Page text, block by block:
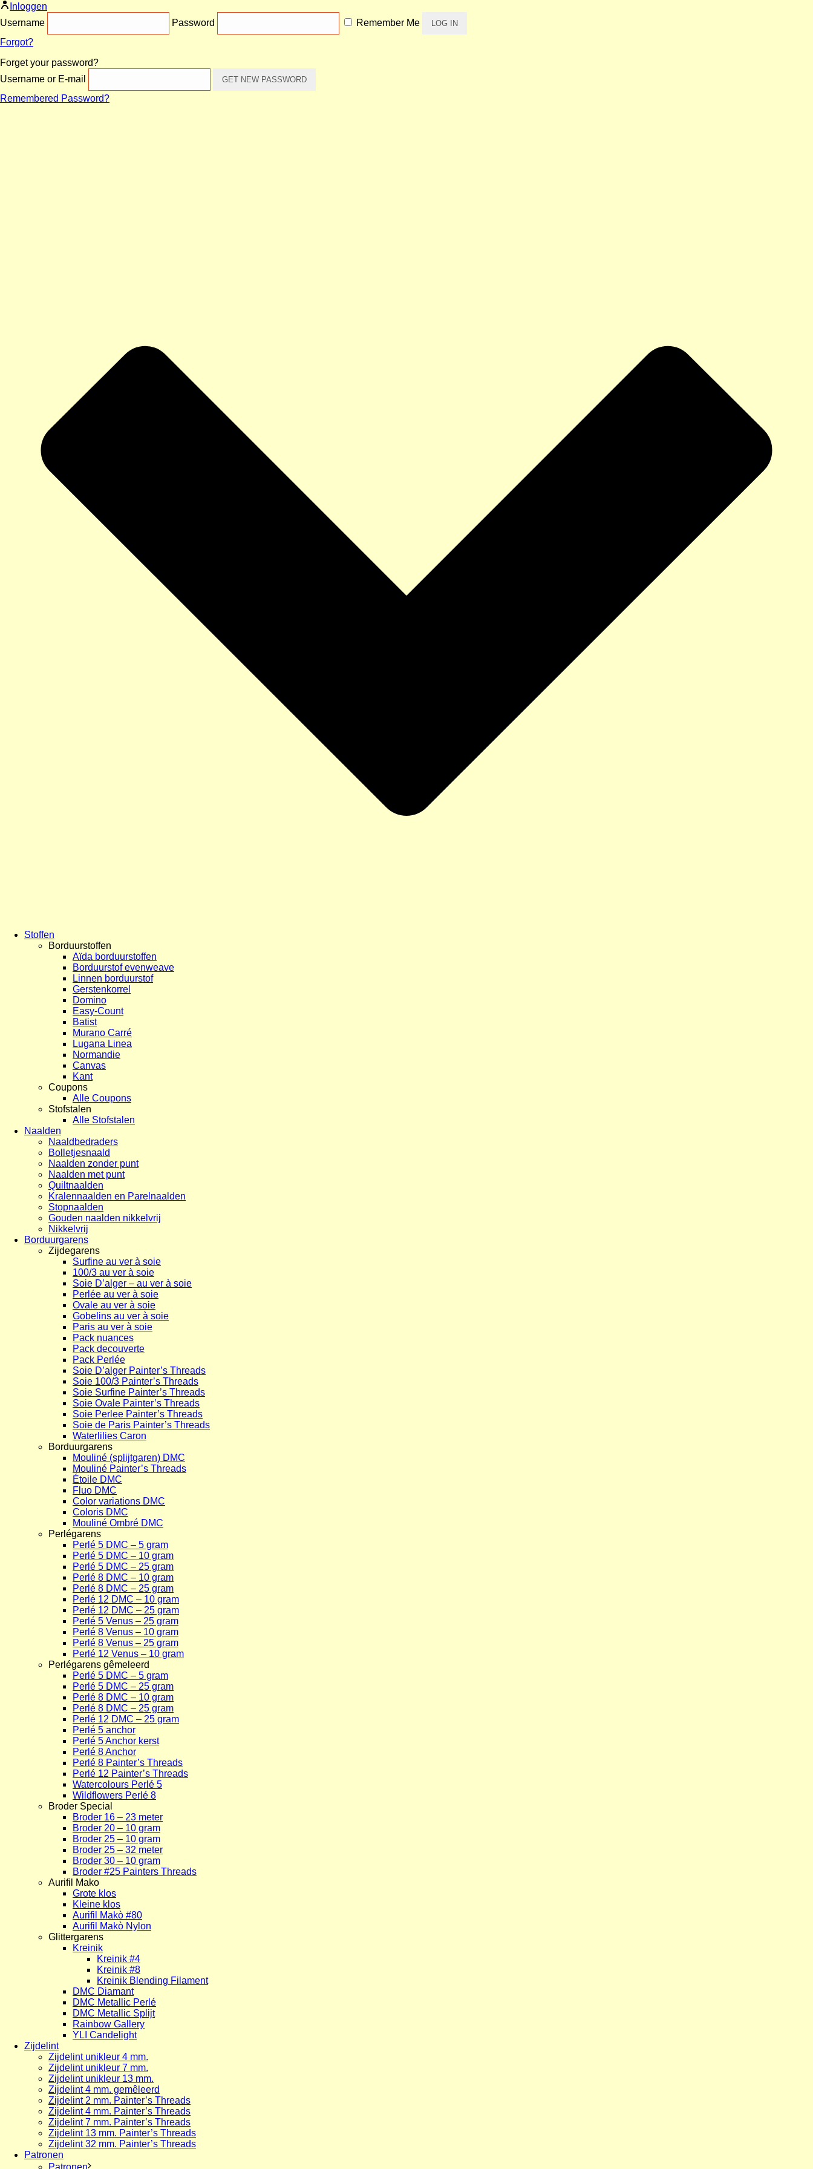
Inloggen
Username
Password
Remember Me
Forgot?
Forget your password?
Username or E-mail
Remembered Password?
Stoffen
Borduurstoffen
Aïda borduurstoffen
Borduurstof evenweave
Linnen borduurstof
Gerstenkorrel
Domino
Easy-Count
Batist
Murano Carré
Lugana Linea
Normandie
Canvas
Kant
Coupons
Alle Coupons
Stofstalen
Alle Stofstalen
Naalden
Naaldbedraders
Bolletjesnaald
Naalden zonder punt
Naalden met punt
Quiltnaalden
Kralennaalden en Parelnaalden
Stopnaalden
Gouden naalden nikkelvrij
Nikkelvrij
Borduurgarens
Zijdegarens
Surfine au ver à soie
100/3 au ver à soie
Soie D’alger – au ver à soie
Perlée au ver à soie
Ovale au ver à soie
Gobelins au ver à soie
Paris au ver à soie
Pack nuances
Pack decouverte
Pack Perlée
Soie D’alger Painter’s Threads
Soie 100/3 Painter’s Threads
Soie Surfine Painter’s Threads
Soie Ovale Painter’s Threads
Soie Perlee Painter’s Threads
Soie de Paris Painter’s Threads
Waterlilies Caron
Borduurgarens
Mouliné (splijtgaren) DMC
Mouliné Painter’s Threads
Étoile DMC
Fluo DMC
Color variations DMC
Coloris DMC
Mouliné Ombré DMC
Perlégarens
Perlé 5 DMC – 5 gram
Perlé 5 DMC – 10 gram
Perlé 5 DMC – 25 gram
Perlé 8 DMC – 10 gram
Perlé 8 DMC – 25 gram
Perlé 12 DMC – 10 gram
Perlé 12 DMC – 25 gram
Perlé 5 Venus – 25 gram
Perlé 8 Venus – 10 gram
Perlé 8 Venus – 25 gram
Perlé 12 Venus – 10 gram
Perlégarens gêmeleerd
Perlé 5 DMC – 5 gram
Perlé 5 DMC – 25 gram
Perlé 8 DMC – 10 gram
Perlé 8 DMC – 25 gram
Perlé 12 DMC – 25 gram
Perlé 5 anchor
Perlé 5 Anchor kerst
Perlé 8 Anchor
Perlé 8 Painter’s Threads
Perlé 12 Painter’s Threads
Watercolours Perlé 5
Wildflowers Perlé 8
Broder Special
Broder 16 – 23 meter
Broder 20 – 10 gram
Broder 25 – 10 gram
Broder 25 – 32 meter
Broder 30 – 10 gram
Broder #25 Painters Threads
Aurifil Mako
Grote klos
Kleine klos
Aurifil Makò #80
Aurifil Makò Nylon
Glittergarens
Kreinik
Kreinik #4
Kreinik #8
Kreinik Blending Filament
DMC Diamant
DMC Metallic Perlé
DMC Metallic Splijt
Rainbow Gallery
YLI Candelight
Zijdelint
Zijdelint unikleur 4 mm.
Zijdelint unikleur 7 mm.
Zijdelint unikleur 13 mm.
Zijdelint 4 mm. gemêleerd
Zijdelint 2 mm. Painter’s Threads
Zijdelint 4 mm. Painter’s Threads
Zijdelint 7 mm. Painter’s Threads
Zijdelint 13 mm. Painter’s Threads
Zijdelint 32 mm. Painter’s Threads
Patronen
Patronen